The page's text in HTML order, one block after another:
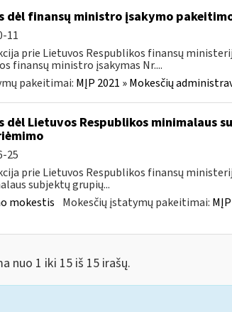
dėl finansų ministro įsakymo
11
prie Lietuvos Respublikos finansų
finansų ministro įsakymas Nr....
pakeitimai: MĮP 2021 » Mokesčių
dėl Lietuvos Respublikos minimalaus
25
prie Lietuvos Respublikos finansų
subjektų grupių...
mokestis Mokesčių įstatymų pakeitimai:
nuo 1 iki 15 iš 15 irašų.